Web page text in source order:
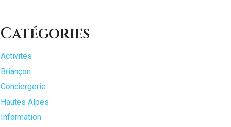
Catégories
Activités
Briançon
Conciergerie
Hautes Alpes
Information